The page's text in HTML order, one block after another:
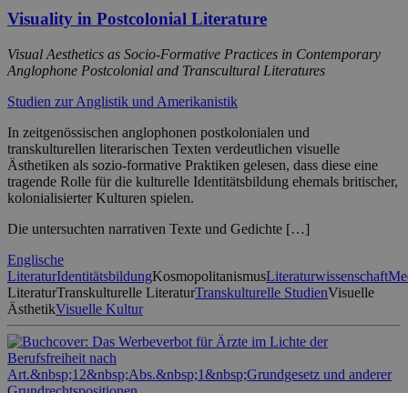
Visuality in Postcolonial Literature
Visual Aesthetics as Socio-Formative Practices in Contemporary
Anglophone Postcolonial and Transcultural Literatures
Studien zur Anglistik und Amerikanistik
In zeitgenössischen anglophonen postkolonialen und
transkulturellen literarischen Texten verdeutlichen visuelle
Ästhetiken als sozio-formative Praktiken gelesen, dass diese eine
tragende Rolle für die kulturelle Identitätsbildung ehemals britischer,
kolonialisierter Kulturen spielen.
Die untersuchten narrativen Texte und Gedichte […]
Englische
LiteraturIdentitätsbildungKosmopolitanismusLiteraturwissenschaft
LiteraturTranskulturelle LiteraturTranskulturelle StudienVisuelle
ÄsthetikVisuelle Kultur